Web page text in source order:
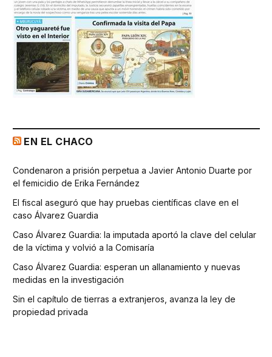
EN EL CHACO
Condenaron a prisión perpetua a Javier Antonio Duarte por
el femicidio de Erika Fernández
El fiscal aseguró que hay pruebas científicas clave en el
caso Álvarez Guardia
Caso Álvarez Guardia: la imputada aportó la clave del celular
de la víctima y volvió a la Comisaría
Caso Álvarez Guardia: esperan un allanamiento y nuevas
medidas en la investigación
Sin el capítulo de tierras a extranjeros, avanza la ley de
propiedad privada